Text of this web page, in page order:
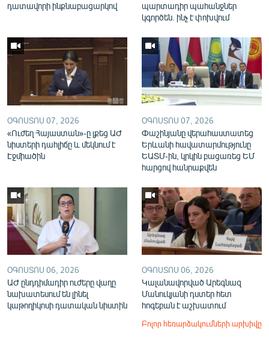
դատավորի ինքնաբացարկով
պարտադիր պահանջներ
կգործեն. ինչ է փոխվում
ՕԳՈՍՏՈՍ 07, 2026
«Ուժեղ Հայաստան»-ը լքեց ԱԺ
նիստերի դահլիճը և մեկնում է
Էջմիածին
ՕԳՈՍՏՈՍ 07, 2026
Փաշինյանը վերահաստատեց
Երևանի հավատարմությունը
ԵԱՏՄ-ին, կրկին բացառեց ԵՄ
հարցով հանրաքվեն
ՕԳՈՍՏՈՍ 06, 2026
ԱԺ ընդդիմադիր ուժերը վաղը
նախատեսում են լինել
կաթողիկոսի դատական նիստին
ՕԳՈՍՏՈՍ 06, 2026
Կալանավորված Արեգնազ
Մանուկյանի դստեր հետ
հոգեբան է աշխատում
Բոլոր հեռարձակումների արխիվը